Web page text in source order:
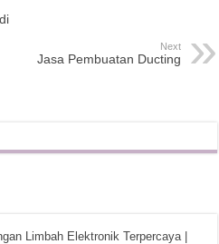
Next
Jasa Pembuatan Ducting
Limbah Elektronik Terpercaya |